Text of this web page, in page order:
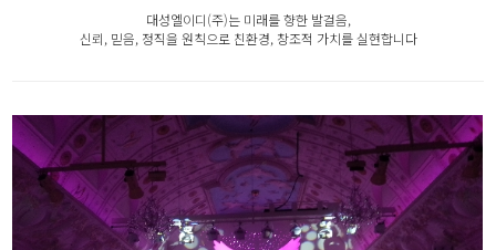
대성엘이디(주)는 미래를 향한 발걸음,
신뢰, 믿음, 정직을 원칙으로 친환경, 창조적 가치를 실현합니다